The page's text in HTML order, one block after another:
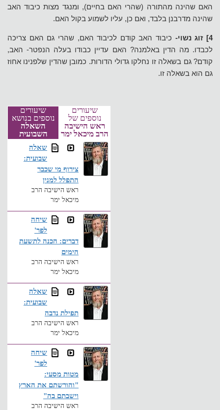
האם שהינה מהתורה (שהרי האם בחיים), ומנגד מצות כיבוד האב
שהינה מדרבנן בלבד, ואם כן, עליו לשמוע בקול האם.
4] זוג נשוי-
כיבוד האב קודם לכיבוד האם, שהרי גם האם צריכה
לכבדו. מה הדין באלמנה? האם עדיין כבודו בעלה הנפטר- האב,
קודם? גם בשאלה זו נחלקו גדולי הדורות. כמובן שהדין שלפנינו אחוז
גם הוא בשאלה זו.
שיעורים
נוספים של
ראש הישיבה
הרב מיכאל ימר
שיעורים
נוספים בנושא
השאלה
השבועית
שאלה
שבועית:
צירוף מי שכבר
התפלל למנין
ראש הישיבה הרב
מיכאל ימר
שיחה
לפר'
דברים: הכנה לתשעת
הימים
ראש הישיבה הרב
מיכאל ימר
שאלה
שבועית:
תפילת נדבה
ראש הישיבה הרב
מיכאל ימר
שיחה
לפר'
מטות מסעי:
"והורשתם את הארץ
וישבתם בה"
ראש הישיבה הרב